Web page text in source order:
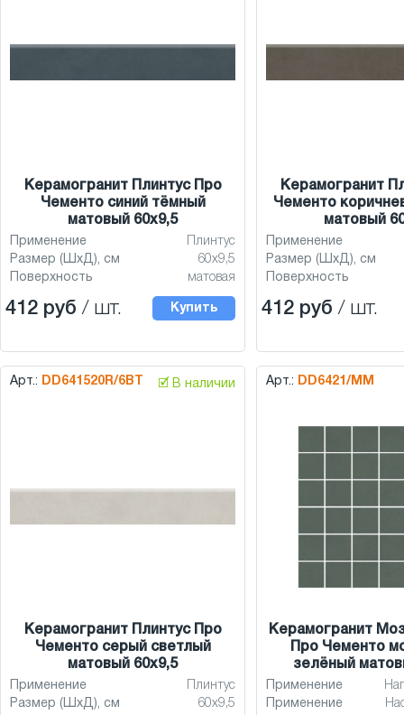
Керамогранит Плинтус Про
Чементо синий тёмный
матовый 60х9,5
Применение
Плинтус
Размер (ШхД), см
60х9,5
Поверхность
матовая
412 руб / шт. Купить
Керамогранит
Чементо
матовый
Применение
Размер (ШхД), см
Поверхность
412 руб / шт.
Арт.: DD641520R/6BT 🗹 В наличии
Керамогранит Плинтус Про
Чементо серый светлый
матовый 60х9,5
Применение
Плинтус
Размер (ШхД), см
60х9,5
Арт.: DD6421/MM
Керамогранит
Про Чементо
зелёный
Применение
Применение